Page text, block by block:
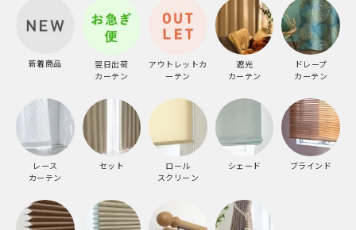
新着商品
翌日出荷
カーテン
アウトレットカ
ーテン
遮光
カーテン
ドレープ
カーテン
レース
カーテン
セット
ロール
スクリーン
シェード ブラインド